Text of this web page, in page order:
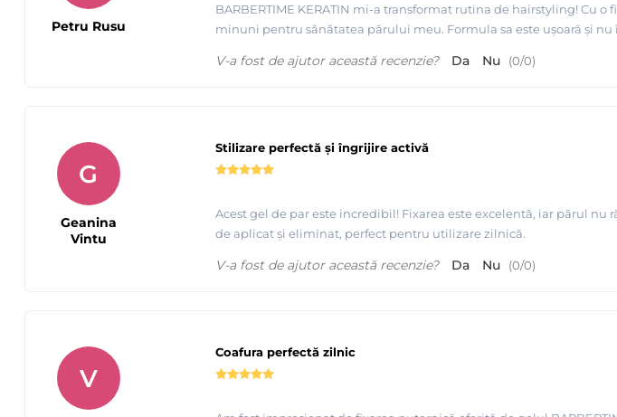
BARBERTIME KERATIN mi-a transformat rutina de hairstyling! Cu
minuni pentru sănătatea părului meu. Formula sa este ușoară și
Petru Rusu
V-a fost de ajutor această recenzie? Da Nu (0/0)
Stilizare perfectă și îngrijire activă
Acest gel de par este incredibil! Fixarea este excelentă, iar părul
de aplicat și eliminat, perfect pentru utilizare zilnică.
G
Geanina
Vintu
V-a fost de ajutor această recenzie?
Da Nu (0/0)
Coafura perfectă zilnic
V